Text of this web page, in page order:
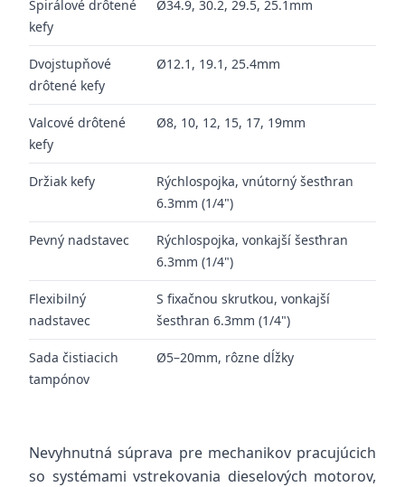
Špirálové drôtené
kefy
Ø34.9, 30.2, 29.5, 25.1mm
Dvojstupňové
drôtené kefy
Ø12.1, 19.1, 25.4mm
Valcové drôtené
kefy
Ø8, 10, 12, 15, 17, 19mm
Držiak kefy
Rýchlospojka, vnútorný šesťhran
6.3mm (1/4")
Pevný nadstavec
Rýchlospojka, vonkajší šesťhran
6.3mm (1/4")
Flexibilný
nadstavec
S fixačnou skrutkou, vonkajší
šesťhran 6.3mm (1/4")
Sada čistiacich
tampónov
Ø5–20mm, rôzne dĺžky
Nevyhnutná súprava pre mechanikov pracujúcich
so systémami vstrekovania dieselových motorov,